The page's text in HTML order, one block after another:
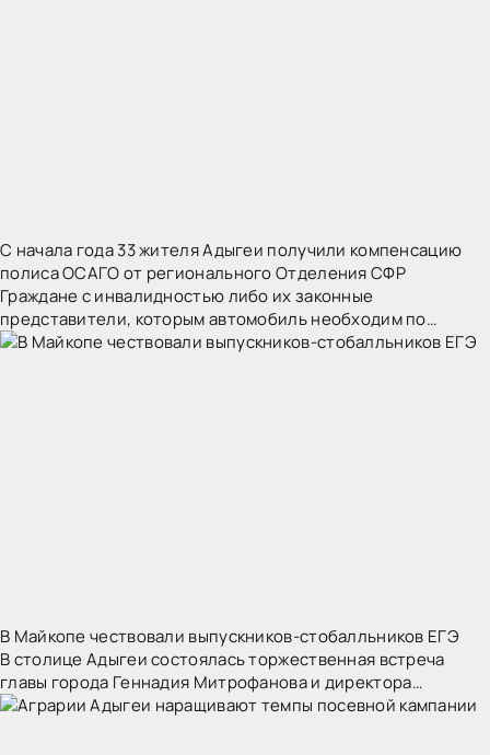
С начала года 33 жителя Адыгеи получили компенсацию
полиса ОСАГО от регионального Отделения СФР
Граждане с инвалидностью либо их законные
представители, которым автомобиль необходим по
медицинским показаниям в соответствии с программой
В Майкопе чествовали выпускников-стобалльников ЕГЭ
В столице Адыгеи состоялась торжественная встреча
главы города Геннадия Митрофанова и директора
Республиканской естественно-математической школы